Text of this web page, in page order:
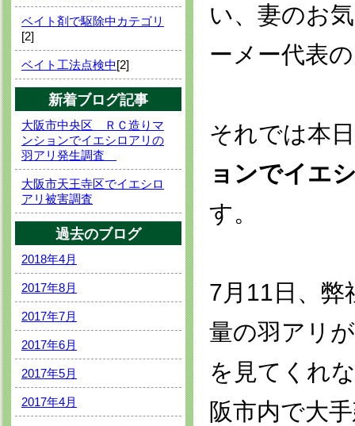
ベイト剤で駆除中カテゴリ
[2]
ベイト工法点検中[2]
新着ブログ記事
大阪市中央区 ＲＣ造りマ
ンションでイエシロアリの
羽アリ発生調査
大阪市天王寺区でイエシロ
アリ被害調査
過去のブログ
2018年4月
2017年8月
2017年7月
2017年6月
2017年5月
2017年4月
い、妻のお
ーメー代表
それでは本
ョンでイエ
す。
7月11日、弊
量の羽アリ
を見てくれ
阪市内で大